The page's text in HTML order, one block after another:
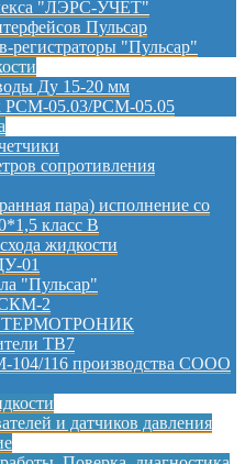
"ЛЭРС-УЧЕТ"
Пульсар
регистраторы "Пульсар"
Ду 15-20 мм
РСМ-05.03/РСМ-05.05
сопротивления
пара) исполнение со
класс B
жидкости
01
"Пульсар"
СКМ-2
ТЕРМОТРОНИК
ТВ7
104/116 производства СООО
и датчиков давления